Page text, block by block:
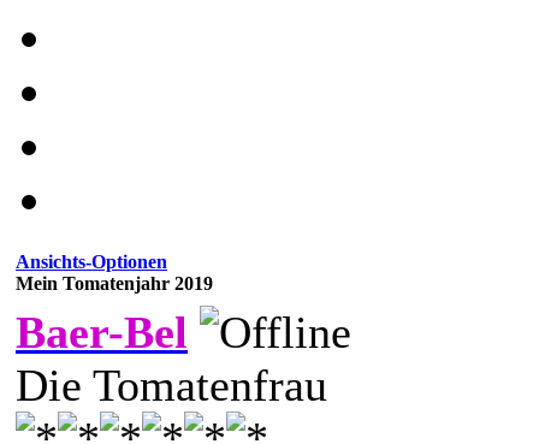
Ansichts-Optionen
Mein Tomatenjahr 2019
Baer-Bel
Die Tomatenfrau